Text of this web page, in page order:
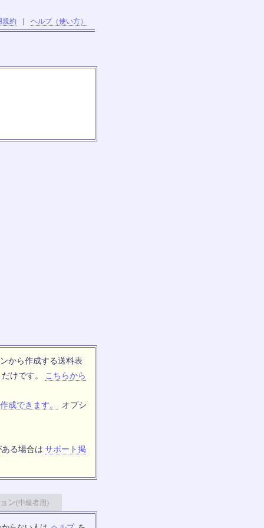
規約 ヘルプ（使い方）
から作成する送料表
けです。
こちらから
成できます。 オプシ
る場合は サポート掲
ン(中級者用)